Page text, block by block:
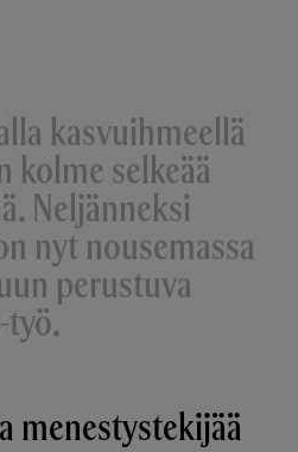
kasvuihmeellä
selkeää
Neljänneksi
nyt nousemassa
perustuva
työ.
menestystekijää